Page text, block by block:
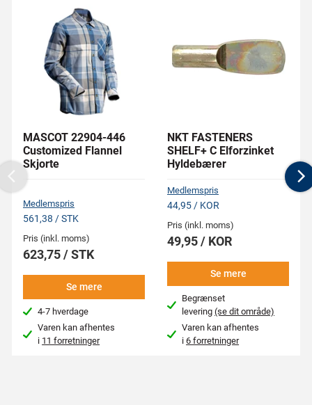
MASCOT 22904-446
Customized Flannel
Skjorte
Medlemspris
561,38 / STK
Pris (inkl. moms)
623,75 / STK
Se mere
4-7 hverdage
Varen kan afhentes
i 11 forretninger
NKT FASTENERS
SHELF+ C Elforzinket
Hyldebærer
Medlemspris
44,95 / KOR
Pris (inkl. moms)
49,95 / KOR
Se mere
Begrænset
levering(se dit område)
Varen kan afhentes
i6 forretninger
Previous